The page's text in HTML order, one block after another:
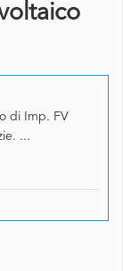
di Imp. FV
...